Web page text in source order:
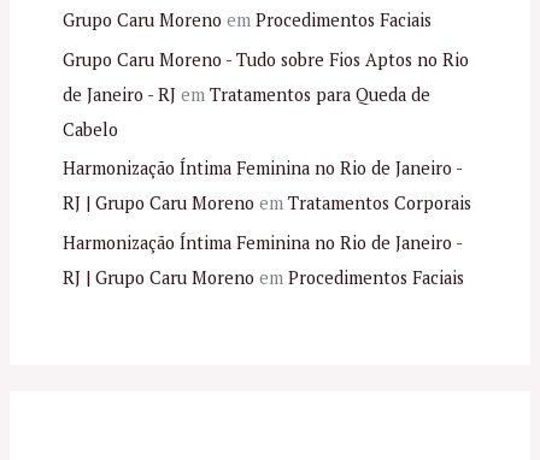
Grupo Caru Moreno em Procedimentos Faciais
Grupo Caru Moreno - Tudo sobre Fios Aptos no Rio
de Janeiro - RJem Tratamentos para Queda de
Cabelo
Harmonização Íntima Feminina no Rio de Janeiro -
RJ | Grupo Caru Moreno em Tratamentos Corporais
Harmonização Íntima Feminina no Rio de Janeiro -
RJ | Grupo Caru Moreno em Procedimentos Faciais